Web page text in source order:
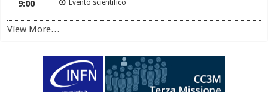
9:00 Evento scientifico
View More…